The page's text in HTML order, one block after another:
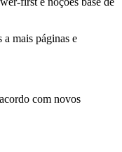
mais páginas e
com novos